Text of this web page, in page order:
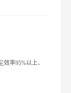
效率95%以上、